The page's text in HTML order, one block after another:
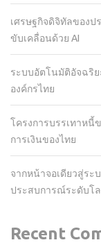
เศรษฐกิจดิจิทัลของป
ขับเคลื่อนด้วย AI
ระบบอัตโนมัติอัจฉริ
องค์กรไทย
โครงการบรรเทาหนี้
การเงินของไทย
จากหน้าจอเดียวสู่ระ
ประสบการณ์ระดับโ
Recent